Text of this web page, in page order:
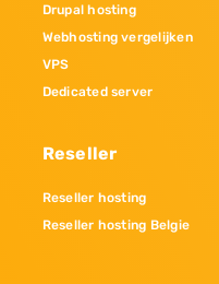
Drupal hosting
Webhosting vergelijken
VPS
Dedicated server
Reseller
Reseller hosting
Reseller hosting Belgie